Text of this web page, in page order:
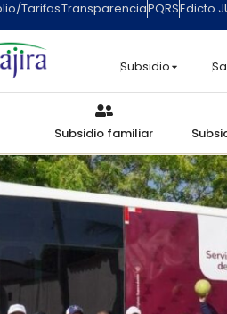
TarifasTransparenciaPQRSEdicto
Subsidio
Subsidio familiar